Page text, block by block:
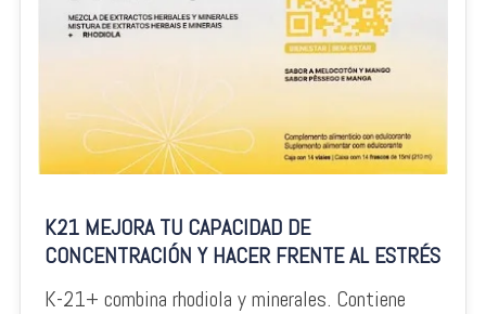
K21 MEJORA TU CAPACIDAD DE
CONCENTRACIÓN Y HACER FRENTE AL ESTRÉS
K-21+ combina rhodiola y minerales. Contiene